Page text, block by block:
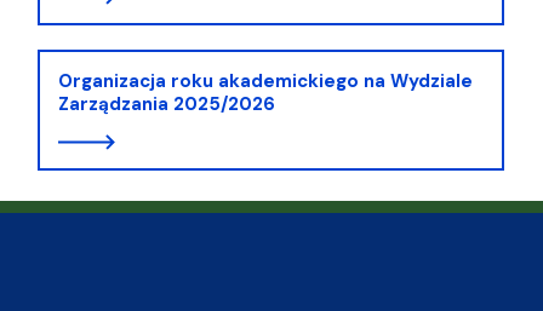
Organizacja roku akademickiego na Wydziale
Zarządzania 2025/2026